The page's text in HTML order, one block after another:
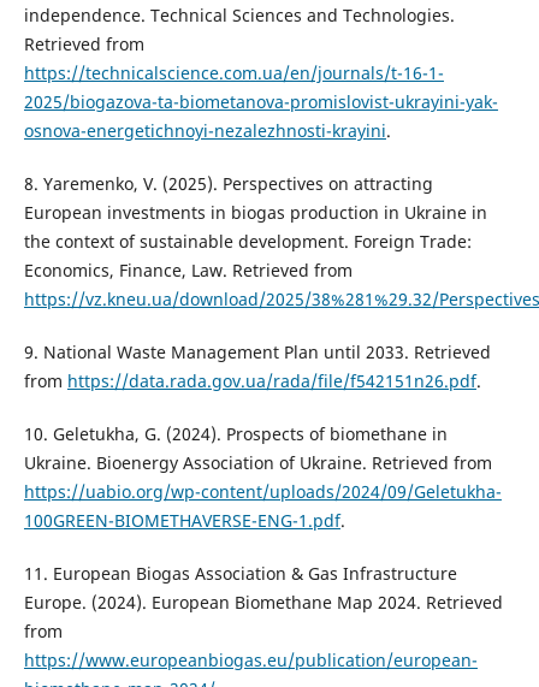
independence. Technical Sciences and Technologies.
Retrieved from
https://technicalscience.com.ua/en/journals/t-16-1-
2025/biogazova-ta-biometanova-promislovist-ukrayini-yak-
osnova-energetichnoyi-nezalezhnosti-krayini.
8. Yaremenko, V. (2025). Perspectives on attracting
European investments in biogas production in Ukraine in
the context of sustainable development. Foreign Trade:
Economics, Finance, Law. Retrieved from
https://vz.kneu.ua/download/2025/38%281%29.32/
9. National Waste Management Plan until 2033. Retrieved
from https://data.rada.gov.ua/rada/file/f542151n26.pdf.
10. Geletukha, G. (2024). Prospects of biomethane in
Ukraine. Bioenergy Association of Ukraine. Retrieved from
https://uabio.org/wp-content/uploads/2024/09/Geletukha-
100GREEN-BIOMETHAVERSE-ENG-1.pdf.
11. European Biogas Association & Gas Infrastructure
Europe. (2024). European Biomethane Map 2024. Retrieved
from
https://www.europeanbiogas.eu/publication/european-